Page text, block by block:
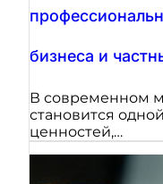
бизнеса и
В современном
становится
ценностей,…